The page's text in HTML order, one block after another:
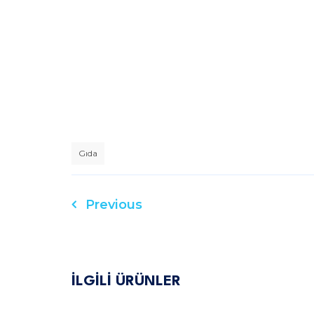
Gıda
Yazı
Previous
İLGİLİ ÜRÜNLER